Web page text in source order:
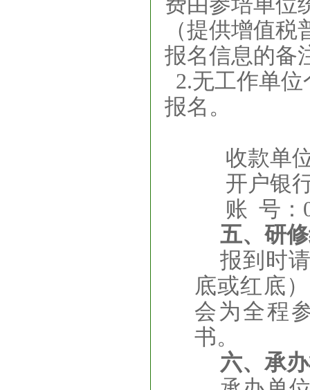
（提供增值
报名信息的备
2.无工作单
报名。
收款单
开户银
账 号：
五、研
报到时
底或红底
会为全程
书。
六、承